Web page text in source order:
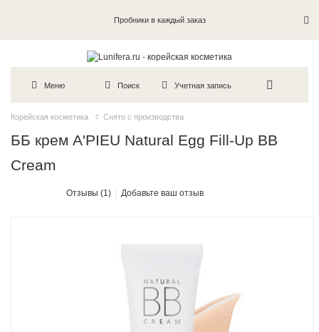
Пробники в каждый заказ
Меню Поиск Учетная запись
Корейская косметика Снято с производства
ББ крем A'PIEU Natural Egg Fill-Up BB
Cream
Отзывы (1) Добавьте ваш отзыв